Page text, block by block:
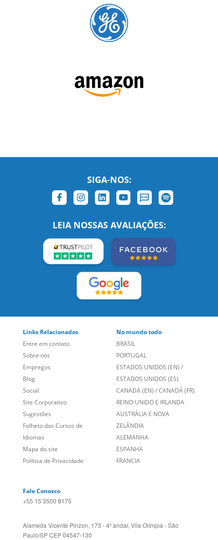
SIGA-NOS:
LEIA NOSSAS AVALIAÇÕES:
Links Relacionados
Entre em contato
Sobre nós
Empregos
Blog
Social
Site Corporativo
Sugestões
Folheto dos Cursos de
Idiomas
Mapa do site
Política de Privacidade
No mundo todo
BRASIL
PORTUGAL
ESTADOS UNIDOS (EN) /
ESTADOS UNIDOS (ES)
CANADÁ (EN) /CANADÁ (FR)
REINO UNIDO E IRLANDA
AUSTRÁLIA E NOVA
ZELÂNDIA
ALEMANHA
ESPANHA
FRANCIA
Fale Conosco
+55 15 3500 8175
Alameda Vicente Pinzon, 173 - 4º andar, Vila Olímpia - São
Paulo/SP CEP 04547-130